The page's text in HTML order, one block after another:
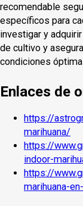
recomendable
específicos para
investigar y
de cultivo y
condiciones
Enlaces de
https://
marihuana/
https://
indoor-
https://
marihuana-